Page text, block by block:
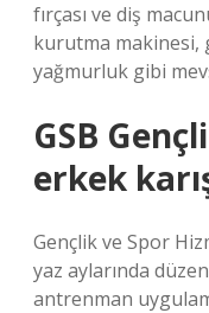
fırçası ve diş
kurutma makinesi,
yağmurluk gibi
GSB
erkek
Gençlik ve Spor
yaz aylarında
antrenman